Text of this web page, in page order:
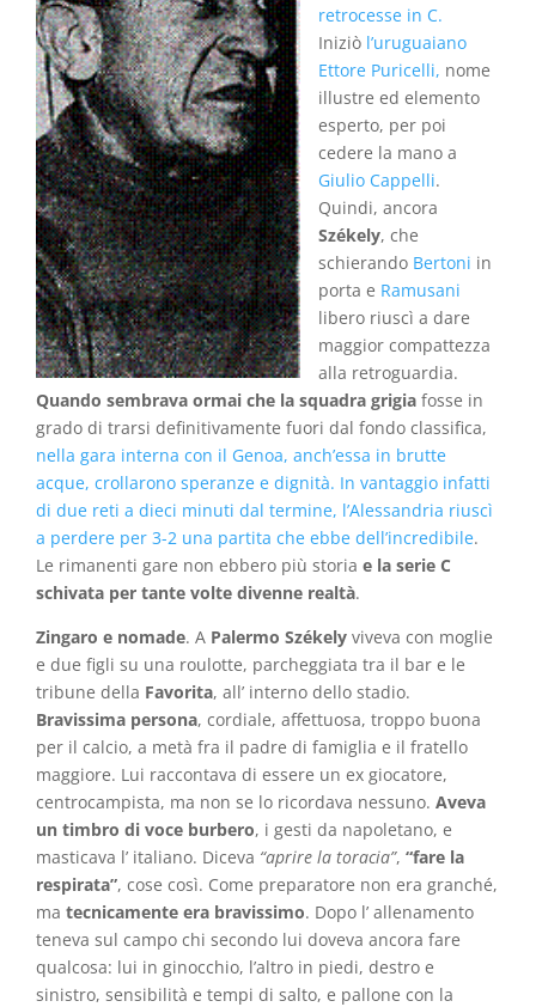
retrocesse in C.
Iniziò l’uruguaiano
Ettore Puricelli, nome
illustre ed elemento
esperto, per poi
cedere la mano a
Giulio Cappelli.
Quindi, ancora
Székely, che
schierando Bertoni in
porta e Ramusani
libero riuscì a dare
maggior compattezza
alla retroguardia.
Quando sembrava ormai che la squadra grigia fosse in
grado di trarsi definitivamente fuori dal fondo classifica,
nella gara interna con il Genoa, anch’essa in brutte
acque, crollarono speranze e dignità. In vantaggio infatti
di due reti a dieci minuti dal termine, l’Alessandria riuscì
a perdere per 3-2 una partita che ebbe dell’incredibile.
Le rimanenti gare non ebbero più storia e la serie C
schivata per tante volte divenne realtà.
Zingaro e nomade. A Palermo Székely viveva con moglie
e due figli su una roulotte, parcheggiata tra il bar e le
tribune della Favorita, all’ interno dello stadio.
Bravissima persona, cordiale, affettuosa, troppo buona
per il calcio, a metà fra il padre di famiglia e il fratello
maggiore. Lui raccontava di essere un ex giocatore,
centrocampista, ma non se lo ricordava nessuno. Aveva
un timbro di voce burbero, i gesti da napoletano, e
masticava l’ italiano. Diceva “aprire la toracia”, “fare la
respirata”, cose così. Come preparatore non era granché,
ma tecnicamente era bravissimo. Dopo l’ allenamento
teneva sul campo chi secondo lui doveva ancora fare
qualcosa: lui in ginocchio, l’altro in piedi, destro e
sinistro, sensibilità e tempi di salto, e pallone con la